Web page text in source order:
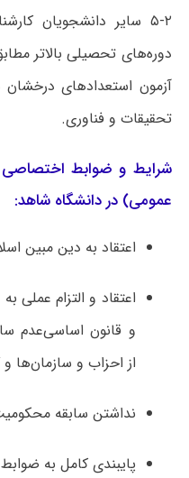
۵-۲ سایر دانشجویان
دوره‌های تحصیلی بالاتر
آزمون استعدادهای درخشان
تحقیقات و فناوری.
شرایط و ضوابط
عمومی) در دانشگاه شاهد:
اعتقاد به دین مبین
اعتقاد و التزام عملی
و قانون اساسی‌عدم
از احزاب و سازمان‌ها
نداشتن سابقه
پایبندی کامل به